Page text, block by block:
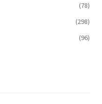
(78)
(298)
(96)